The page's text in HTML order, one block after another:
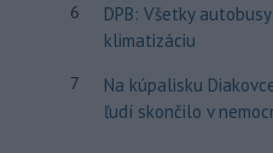
6
DPB: Všetky
klimatizáciu
7
Na kúpalisku
ľudí skončilo v